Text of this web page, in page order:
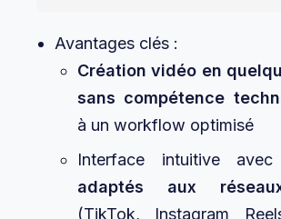
Avantages clés :
Création vidéo en
sans compétence
à un workflow optimisé
Interface intuitive avec
adaptés aux
(TikTok, Instagram